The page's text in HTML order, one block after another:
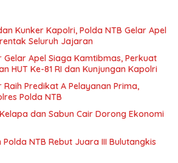
Kunker Kapolri, Polda NTB Gelar Apel
Seluruh Jajaran
Apel Siaga Kamtibmas, Perkuat
HUT Ke-81 RI dan Kunjungan Kapolri
Predikat A Pelayanan Prima,
Polda NTB
dan Sabun Cair Dorong Ekonomi
NTB Rebut Juara III Bulutangkis